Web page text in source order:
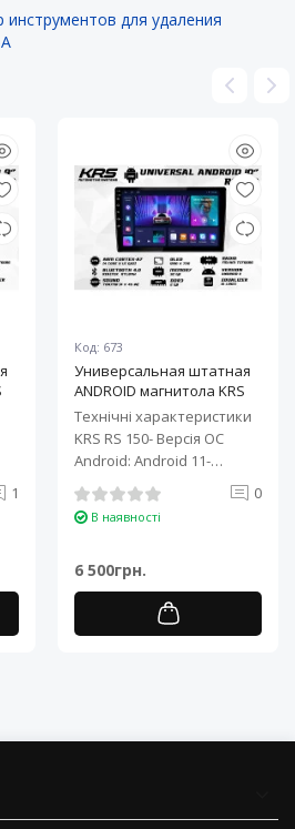
для удаления
1
Код: 673
Универсальная штатная
ANDROID магнитола KRS
RS 150 10" 2/32 GB
Технічні характеристики
KRS RS 150- Версія ОС
Android: Android 11-
Процесор: 4-ядерний ARM
Cortex-A7..
0
В наявності
6 500грн.